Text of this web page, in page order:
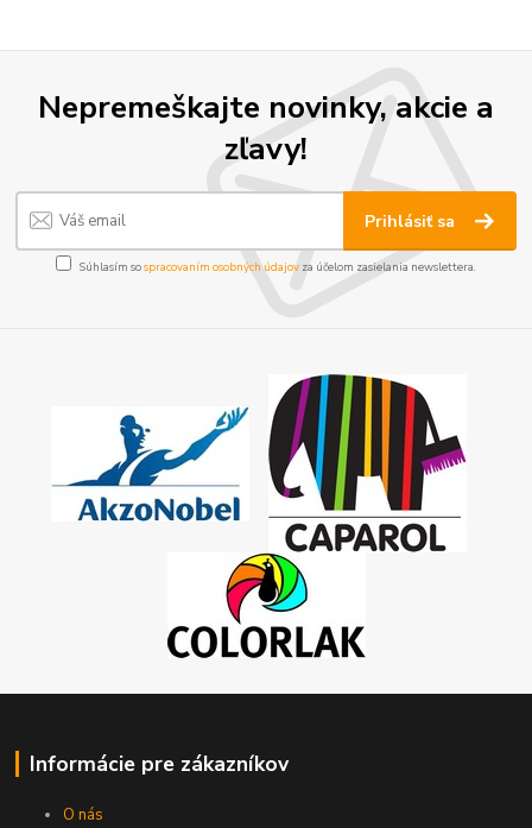
Nepremeškajte novinky, akcie a
zľavy!
Prihlásiť sa
Súhlasím sospracovaním osobných údajov za účelom zasielania newslettera.
Informácie pre zákazníkov
O nás